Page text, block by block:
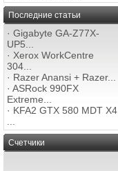
Последние статьи
· Gigabyte GA-Z77X-
UP5...
· Xerox WorkCentre
304...
· Razer Anansi + Razer...
· ASRock 990FX
Extreme...
· KFA2 GTX 580 MDT X4
Счетчики